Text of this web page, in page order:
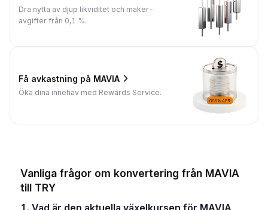
Dra nytta av djup likviditet och maker-
avgifter från 0,1 %.
Få avkastning på MAVIA
Öka dina innehav med Rewards Service.
Vanliga frågor om konvertering från MAVIA
till TRY
1. Vad är den aktuella växelkursen för MAVIA